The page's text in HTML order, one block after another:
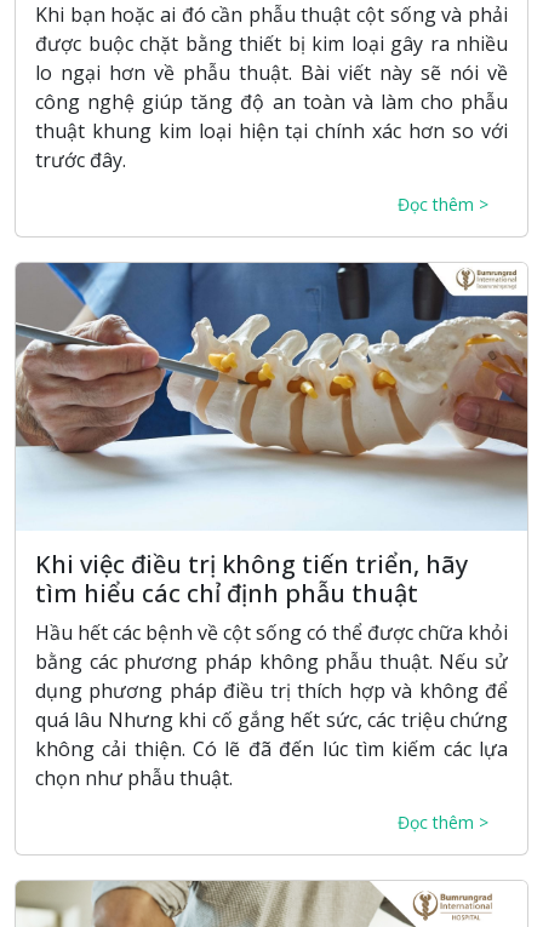
Khi bạn hoặc ai đó cần phẫu thuật cột sống và phải
được buộc chặt bằng thiết bị kim loại gây ra nhiều
lo ngại hơn về phẫu thuật. Bài viết này sẽ nói về
công nghệ giúp tăng độ an toàn và làm cho phẫu
thuật khung kim loại hiện tại chính xác hơn so với
trước đây.
Đọc thêm >
Khi việc điều trị không tiến triển, hãy
tìm hiểu các chỉ định phẫu thuật
Hầu hết các bệnh về cột sống có thể được chữa khỏi
bằng các phương pháp không phẫu thuật. Nếu sử
dụng phương pháp điều trị thích hợp và không để
quá lâu Nhưng khi cố gắng hết sức, các triệu chứng
không cải thiện. Có lẽ đã đến lúc tìm kiếm các lựa
chọn như phẫu thuật.
Đọc thêm >